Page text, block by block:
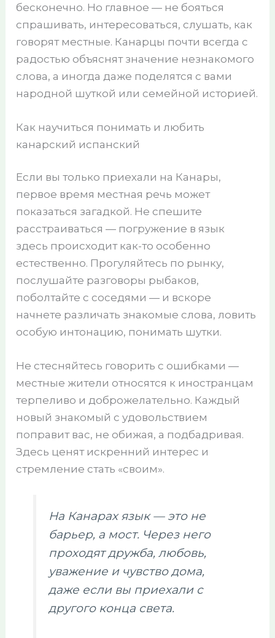
бесконечно. Но главное — не бояться
спрашивать, интересоваться, слушать, как
говорят местные. Канарцы почти всегда с
радостью объяснят значение незнакомого
слова, а иногда даже поделятся с вами
народной шуткой или семейной историей.
Как научиться понимать и любить
канарский испанский
Если вы только приехали на Канары,
первое время местная речь может
показаться загадкой. Не спешите
расстраиваться — погружение в язык
здесь происходит как-то особенно
естественно. Прогуляйтесь по рынку,
послушайте разговоры рыбаков,
поболтайте с соседями — и вскоре
начнете различать знакомые слова, ловить
особую интонацию, понимать шутки.
Не стесняйтесь говорить с ошибками —
местные жители относятся к иностранцам
терпеливо и доброжелательно. Каждый
новый знакомый с удовольствием
поправит вас, не обижая, а подбадривая.
Здесь ценят искренний интерес и
стремление стать «своим».
На Канарах язык — это не
барьер, а мост. Через него
проходят дружба, любовь,
уважение и чувство дома,
даже если вы приехали с
другого конца света.